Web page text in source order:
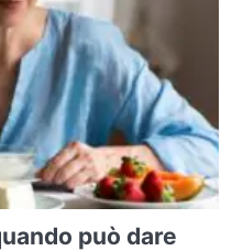
può dare